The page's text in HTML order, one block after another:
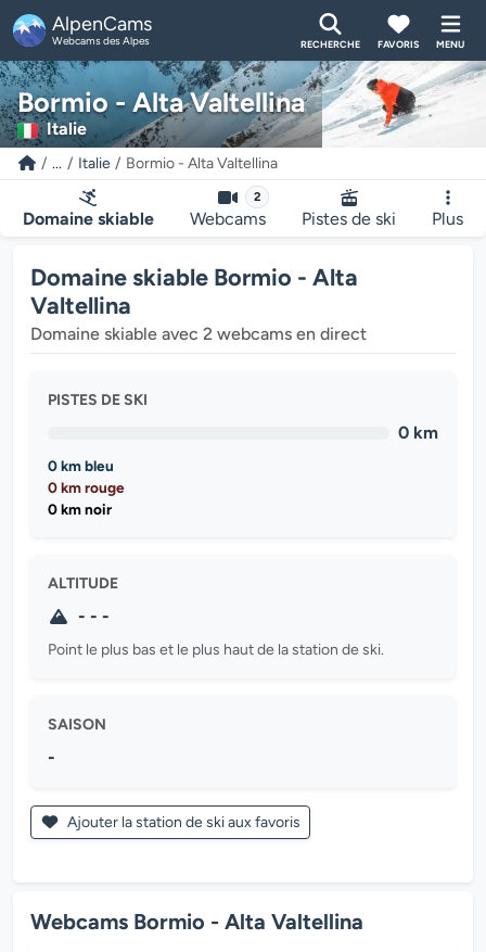
AlpenCams
Webcams des Alpes RECHERCHE FAVORIS MENU
Bormio - Alta Valtellina
Italie
... Italie Bormio - Alta Valtellina
Domaine skiable
2
Webcams Pistes de ski Plus
Domaine skiable Bormio - Alta
Valtellina
Domaine skiable avec 2 webcams en direct
PISTES DE SKI
0 km
0 km bleu
0 km rouge
0 km noir
ALTITUDE
- - -
Point le plus bas et le plus haut de la station de ski.
SAISON
-
Ajouter la station de ski aux favoris
Webcams Bormio - Alta Valtellina